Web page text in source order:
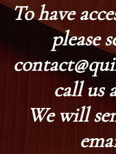
To have
please
call us
We will